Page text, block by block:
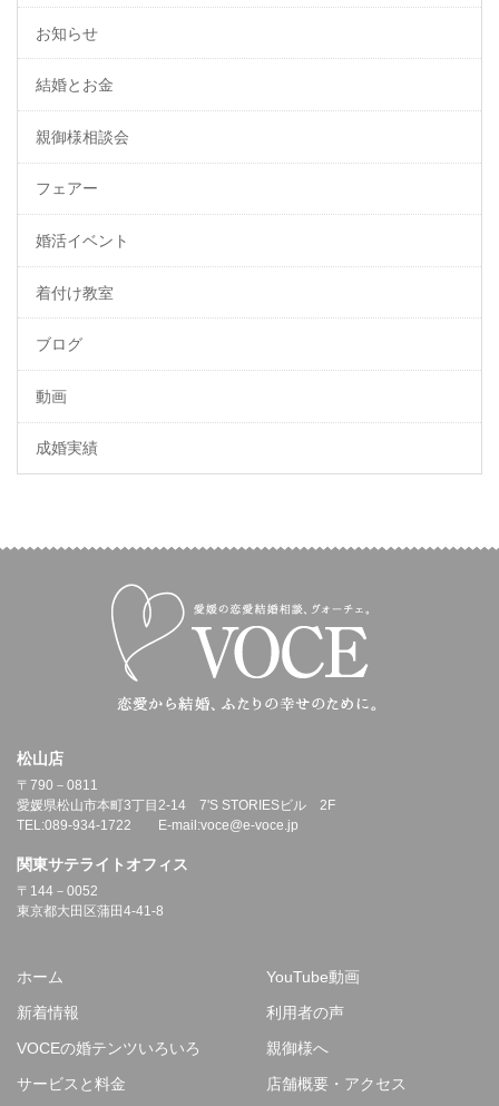
お知らせ
結婚とお金
親御様相談会
フェアー
婚活イベント
着付け教室
ブログ
動画
成婚実績
松山店
〒790－0811
愛媛県松山市本町3丁目2-14 7'S STORIESビル 2F
TEL:089-934-1722 E-mail:voce@e-voce.jp
関東サテライトオフィス
〒144－0052
東京都大田区蒲田4-41-8
ホーム
新着情報
VOCEの婚テンツいろいろ
サービスと料金
YouTube動画
利用者の声
親御様へ
店舗概要・アクセス